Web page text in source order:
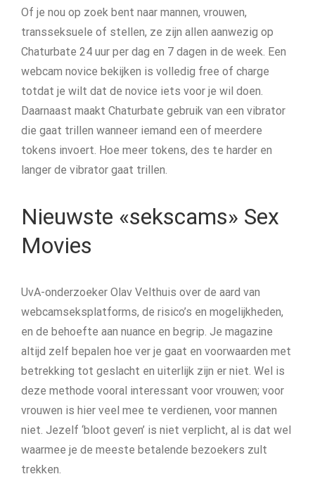
Of je nou op zoek bent naar mannen, vrouwen,
transseksuele of stellen, ze zijn allen aanwezig op
Chaturbate 24 uur per dag en 7 dagen in de week. Een
webcam novice bekijken is volledig free of charge
totdat je wilt dat de novice iets voor je wil doen.
Daarnaast maakt Chaturbate gebruik van een vibrator
die gaat trillen wanneer iemand een of meerdere
tokens invoert. Hoe meer tokens, des te harder en
langer de vibrator gaat trillen.
Nieuwste «sekscams» Sex
Movies
UvA-onderzoeker Olav Velthuis over de aard van
webcamseksplatforms, de risico’s en mogelijkheden,
en de behoefte aan nuance en begrip. Je magazine
altijd zelf bepalen hoe ver je gaat en voorwaarden met
betrekking tot geslacht en uiterlijk zijn er niet. Wel is
deze methode vooral interessant voor vrouwen; voor
vrouwen is hier veel mee te verdienen, voor mannen
niet. Jezelf ‘bloot geven’ is niet verplicht, al is dat wel
waarmee je de meeste betalende bezoekers zult
trekken.